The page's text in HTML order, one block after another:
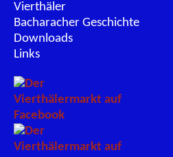
Vierthäler
Bacharacher Geschichte
Downloads
Links